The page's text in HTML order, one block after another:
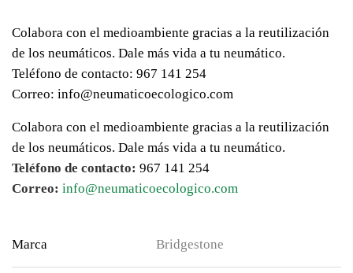
Colabora con el medioambiente gracias a la reutilización
de los neumáticos. Dale más vida a tu neumático.
Teléfono de contacto: 967 141 254
Correo: info@neumaticoecologico.com
Colabora con el medioambiente gracias a la reutilización
de los neumáticos. Dale más vida a tu neumático.
Teléfono de contacto: 967 141 254
Correo: info@neumaticoecologico.com
Marca Bridgestone